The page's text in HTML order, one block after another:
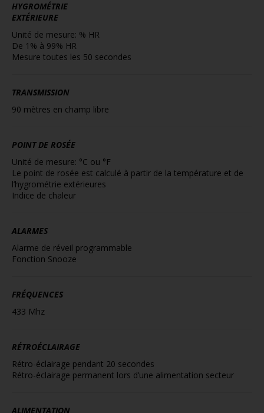
HYGROMÉTRIE
EXTÉRIEURE
Unité de mesure: % HR
De 1% à 99% HR
Mesure toutes les 50 secondes
TRANSMISSION
90 mètres en champ libre
POINT DE ROSÉE
Unité de mesure: °C ou °F
Le point de rosée est calculé à partir de la température et de
l’hygrométrie extérieures
Indice de chaleur
ALARMES
Alarme de réveil programmable
Fonction Snooze
FRÉQUENCES
433 Mhz
RÉTROÉCLAIRAGE
Rétro-éclairage pendant 20 secondes
Rétro-éclairage permanent lors d’une alimentation secteur
ALIMENTATION